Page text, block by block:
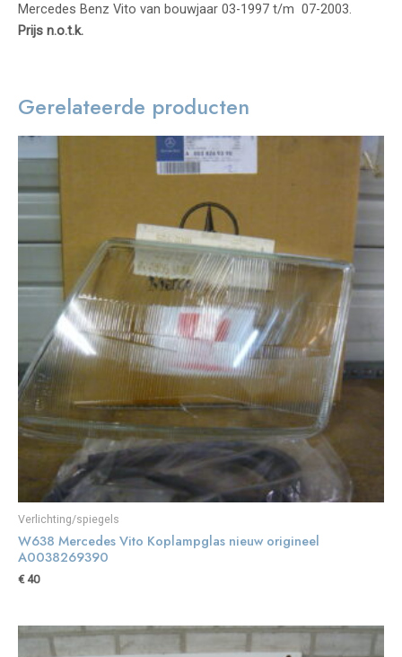
Mercedes Benz Vito van bouwjaar 03-1997 t/m 07-2003.
Prijs n.o.t.k.
Gerelateerde producten
Verlichting/spiegels
W638 Mercedes Vito Koplampglas nieuw origineel
A0038269390
€40